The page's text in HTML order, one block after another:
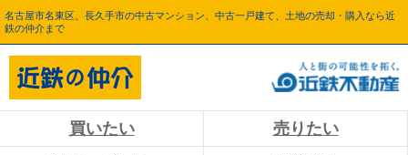
名古屋市名東区、長久手市の中古マンション、中古一戸建て、土地の売却・購入なら近
鉄の仲介まで
買いたい 売りたい